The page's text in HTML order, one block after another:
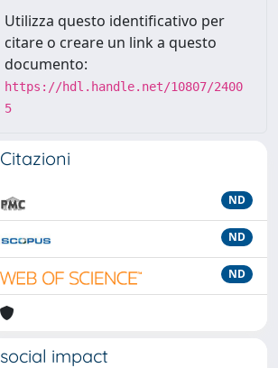
Utilizza questo identificativo per
citare o creare un link a questo
documento:
https://hdl.handle.net/10807/2400
5
Citazioni
ND
ND
ND
social impact